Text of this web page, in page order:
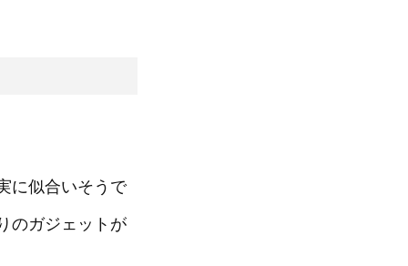
に似合いそうで
のガジェットが